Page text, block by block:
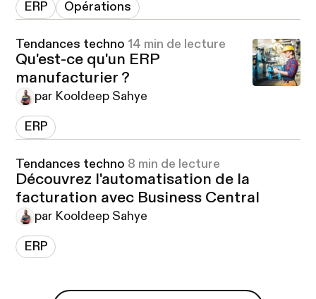
ERP Opérations
Tendances techno 14 min de lecture
Qu'est-ce qu'un ERP
manufacturier ?
par Kooldeep Sahye
ERP
Tendances techno 8 min de lecture
Découvrez l'automatisation de la
facturation avec Business Central
par Kooldeep Sahye
ERP